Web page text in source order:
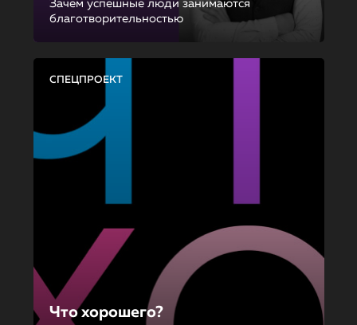
Зачем успешные люди занимаются
благотворительностью
СПЕЦПРОЕКТ
Что хорошего?